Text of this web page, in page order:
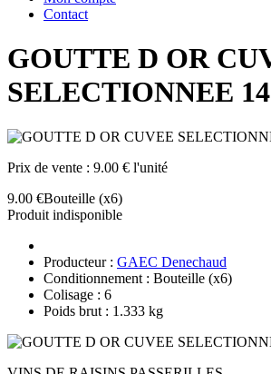
Contact
GOUTTE D OR
SELECTIONNEE
Prix de vente : 9.00 € l'unité
9.00 €Bouteille (x6)
Produit indisponible
Producteur : GAEC Denechaud
Conditionnement : Bouteille (x6)
Colisage : 6
Poids brut : 1.333 kg